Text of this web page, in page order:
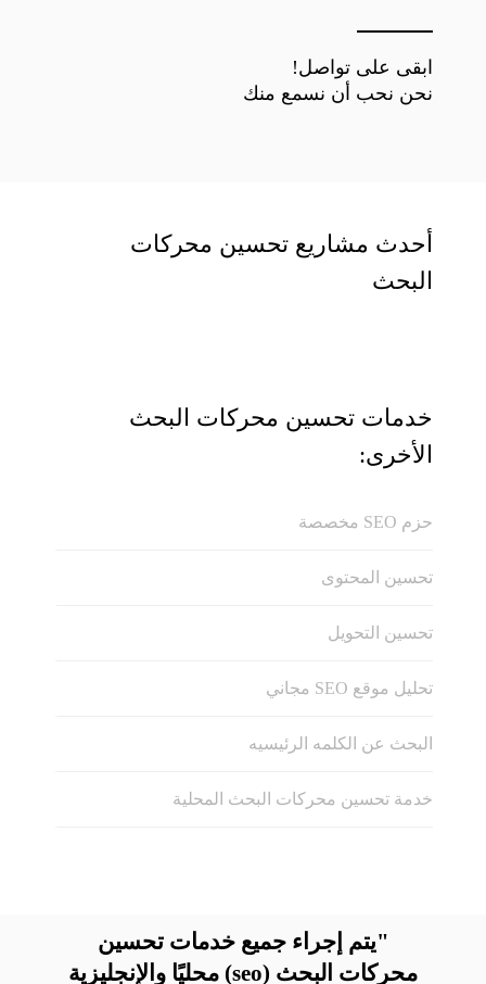
ابقى على تواصل!
نحن نحب أن نسمع منك
أحدث مشاريع تحسين محركات
البحث
خدمات تحسين محركات البحث
الأخرى:
حزم SEO مخصصة
تحسين المحتوى
تحسين التحويل
تحليل موقع SEO مجاني
البحث عن الكلمه الرئيسيه
خدمة تحسين محركات البحث المحلية
"يتم إجراء جميع خدمات تحسين
محركات البحث (seo) محليًا والإنجليزية